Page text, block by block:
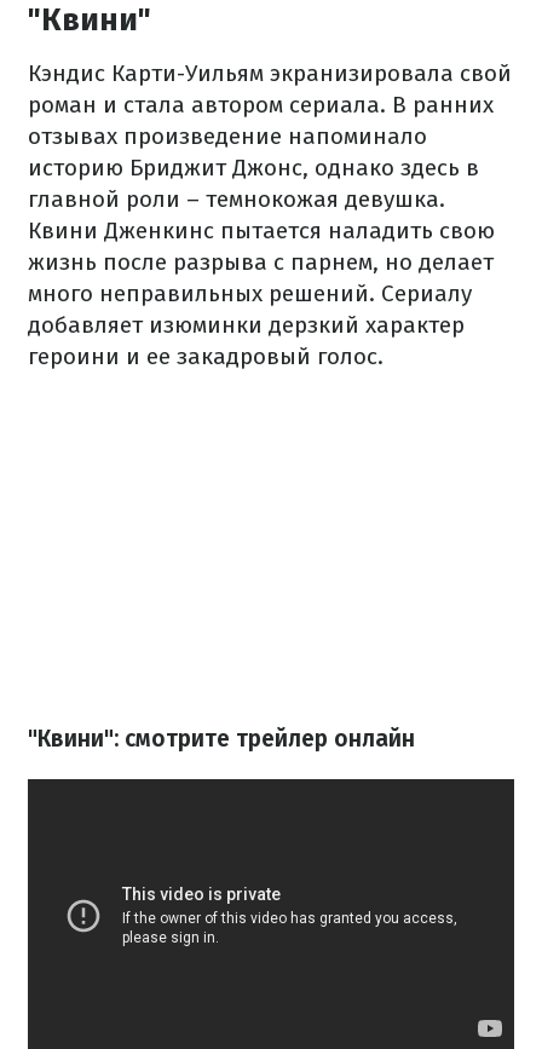
"Квини"
Кэндис Карти-Уильям экранизировала свой
роман и стала автором сериала. В ранних
отзывах произведение напоминало
историю Бриджит Джонс, однако здесь в
главной роли – темнокожая девушка.
Квини Дженкинс пытается наладить свою
жизнь после разрыва с парнем, но делает
много неправильных решений. Сериалу
добавляет изюминки дерзкий характер
героини и ее закадровый голос.
"Квини": смотрите трейлер онлайн